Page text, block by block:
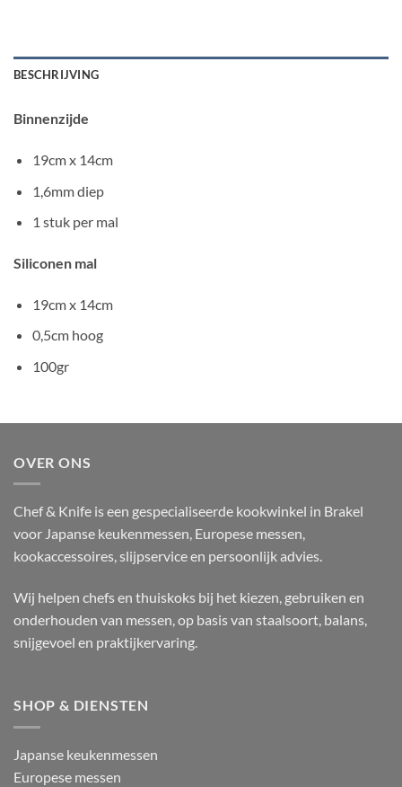
BESCHRIJVING
Binnenzijde
19cm x 14cm
1,6mm diep
1 stuk per mal
Siliconen mal
19cm x 14cm
0,5cm hoog
100gr
OVER ONS
Chef & Knife is een gespecialiseerde kookwinkel in Brakel
voor Japanse keukenmessen, Europese messen,
kookaccessoires, slijpservice en persoonlijk advies.
Wij helpen chefs en thuiskoks bij het kiezen, gebruiken en
onderhouden van messen, op basis van staalsoort, balans,
snijgevoel en praktijkervaring.
SHOP & DIENSTEN
Japanse keukenmessen
Europese messen